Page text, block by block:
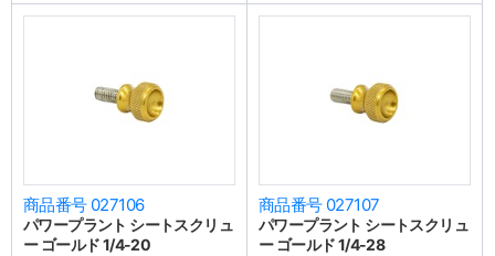
商品番号 027106
パワープラント シートスクリュ
ー ゴールド 1/4-20
商品番号 027107
パワープラント シートスクリュ
ー ゴールド 1/4-28